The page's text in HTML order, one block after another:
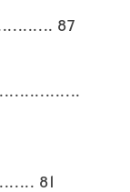
87
81